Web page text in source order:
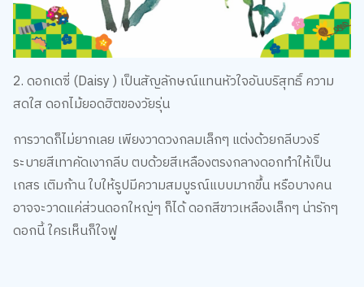
2. ดอกเดซี่ (Daisy ) เป็นสัญลักษณ์แทนหัวใจอันบริสุทธิ์ ความ
สดใส ดอกไม้ยอดฮิตของวัยรุ่น
การวาดก็ไม่ยากเลย เพียงวาดวงกลมเล็กๆ แต่งด้วยกลีบวงรี
ระบายสีเทาคัดเงากลีบ ตบด้วยสีเหลืองตรงกลางดอกทำให้เป็น
เกสร เติมก้าน ใบให้รูปมีความสมบูรณ์แบบมากขึ้น หรือบางคน
อาจจะวาดแค่ส่วนดอกใหญ่ๆ ก็ได้ ดอกสีขาวเหลืองเล็กๆ น่ารักๆ
ดอกนี้ ใครเห็นก็ใจฟูู